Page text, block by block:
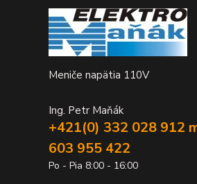
Meniče napätia 110V
Ing. Petr Maňák
+421(0) 332 028 912
603 955 422
Po - Pia 8:00 - 16:00